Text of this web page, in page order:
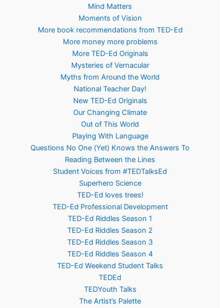
Mind Matters
Moments of Vision
More book recommendations from TED-Ed
More money more problems
More TED-Ed Originals
Mysteries of Vernacular
Myths from Around the World
National Teacher Day!
New TED-Ed Originals
Our Changing Climate
Out of This World
Playing With Language
Questions No One (Yet) Knows the Answers To
Reading Between the Lines
Student Voices from #TEDTalksEd
Superhero Science
TED-Ed loves trees!
TED-Ed Professional Development
TED-Ed Riddles Season 1
TED-Ed Riddles Season 2
TED-Ed Riddles Season 3
TED-Ed Riddles Season 4
TED-Ed Weekend Student Talks
TEDEd
TEDYouth Talks
The Artist’s Palette